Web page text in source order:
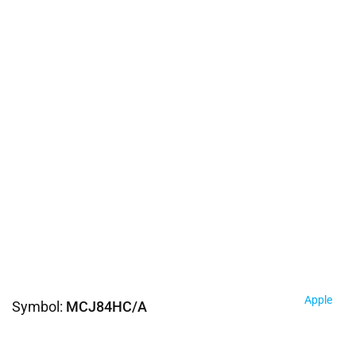
Symbol: MCJ84HC/A Apple